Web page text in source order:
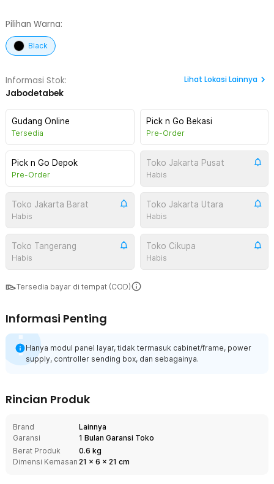
Pilihan Warna:
Black
Informasi Stok:
Jabodetabek
Lihat Lokasi Lainnya
Gudang Online
Tersedia
Pick n Go Bekasi
Pre-Order
Pick n Go Depok
Pre-Order
Toko Jakarta Pusat
Habis
Toko Jakarta Barat
Habis
Toko Jakarta Utara
Habis
Toko Tangerang
Habis
Toko Cikupa
Habis
Tersedia bayar di tempat (COD)
Informasi Penting
Hanya modul panel layar, tidak termasuk cabinet/frame, power
supply, controller sending box, dan sebagainya.
Rincian Produk
Brand
Lainnya
Garansi
1 Bulan Garansi Toko
Berat Produk
0.6 kg
Dimensi Kemasan 21 x 6 x 21 cm